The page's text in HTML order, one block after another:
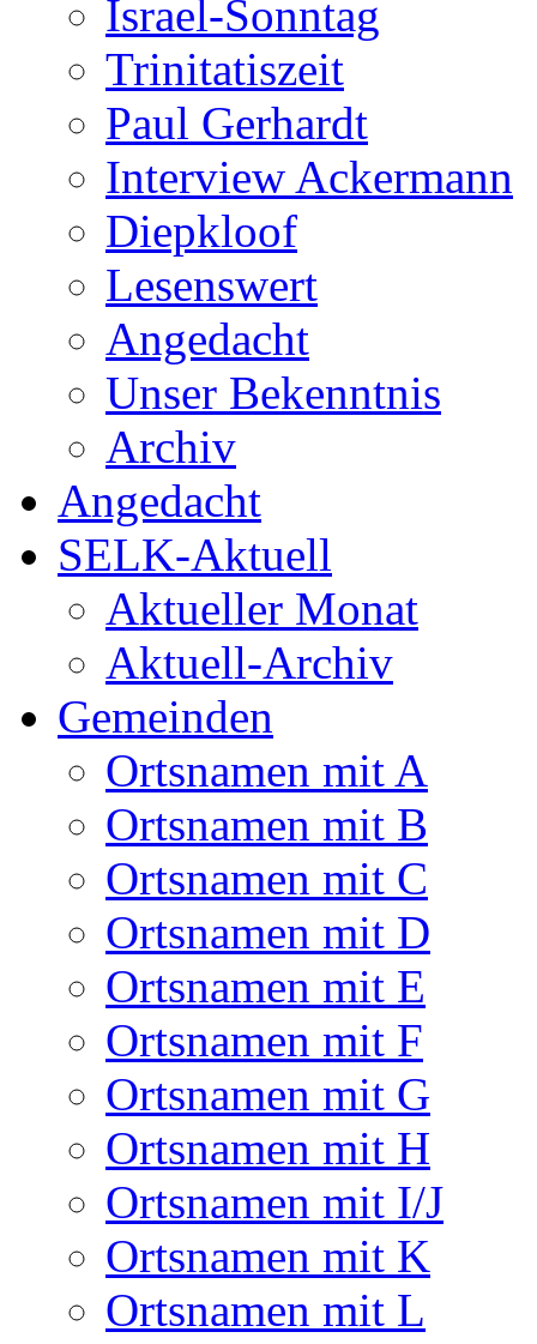
Israel-Sonntag
Trinitatiszeit
Paul Gerhardt
Interview Ackermann
Diepkloof
Lesenswert
Angedacht
Unser Bekenntnis
Archiv
Angedacht
SELK-Aktuell
Aktueller Monat
Aktuell-Archiv
Gemeinden
Ortsnamen mit A
Ortsnamen mit B
Ortsnamen mit C
Ortsnamen mit D
Ortsnamen mit E
Ortsnamen mit F
Ortsnamen mit G
Ortsnamen mit H
Ortsnamen mit I/J
Ortsnamen mit K
Ortsnamen mit L